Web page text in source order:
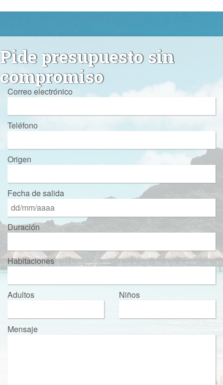
Pide presupuesto sin
compromiso
Correo electrónico
Teléfono
Origen
Fecha de salida
Duración
Habitaciones
Adultos Niños
Mensaje